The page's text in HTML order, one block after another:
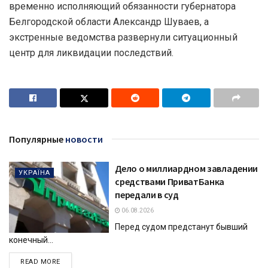
временно исполняющий обязанности губернатора
Белгородской области Александр Шуваев, а
экстренные ведомства развернули ситуационный
центр для ликвидации последствий.
Популярные новости
УКРАЇНА
Дело о миллиардном завладении
средствами ПриватБанка
передали в суд
06.08.2026
Перед судом предстанут бывший
конечный...
READ MOREDETAILS